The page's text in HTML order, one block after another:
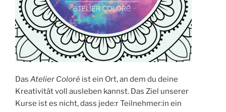
Das Atelier Coloré ist ein Ort, an dem du deine
Kreativität voll ausleben kannst. Das Ziel unserer
Kurse ist es nicht, dass jede:r Teilnehmer:in ein